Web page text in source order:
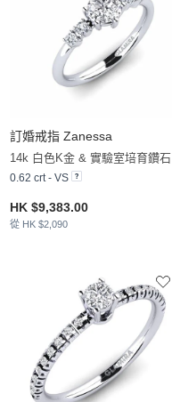
訂婚戒指 Zanessa
14k 白色K金 & 實驗室培育鑽石
0.62 crt - VS
HK $9,383.00
從 HK $2,090